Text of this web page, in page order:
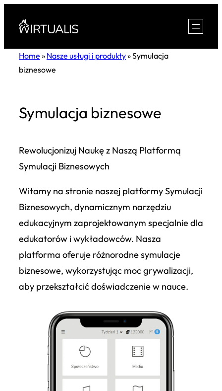
Home » Nasze usługi i produkty»Symulacja
biznesowe
Symulacja biznesowe
Rewolucjonizuj Naukę z Naszą Platformą
Symulacji Biznesowych
Witamy na stronie naszej platformy Symulacji
Biznesowych, dynamicznym narzędziu
edukacyjnym zaprojektowanym specjalnie dla
edukatorów i wykładowców. Nasza
platforma oferuje różnorodne symulacje
biznesowe, wykorzystując moc grywalizacji,
aby przekształcić doświadczenie w nauce.